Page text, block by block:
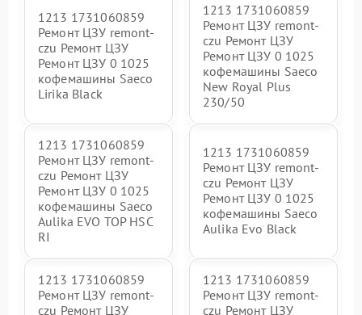
1213 1731060859
Ремонт ЦЗУ remont-
czu Ремонт ЦЗУ
Ремонт ЦЗУ 0 1025
кофемашины Saeco
Lirika Black
1213 1731060859
Ремонт ЦЗУ remont-
czu Ремонт ЦЗУ
Ремонт ЦЗУ 0 1025
кофемашины Saeco
New Royal Plus
230/50
1213 1731060859
Ремонт ЦЗУ remont-
czu Ремонт ЦЗУ
Ремонт ЦЗУ 0 1025
кофемашины Saeco
Aulika EVO TOP HSC
RI
1213 1731060859
Ремонт ЦЗУ remont-
czu Ремонт ЦЗУ
Ремонт ЦЗУ 0 1025
кофемашины Saeco
Aulika Evo Black
1213 1731060859
Ремонт ЦЗУ remont-
czu Ремонт ЦЗУ
1213 1731060859
Ремонт ЦЗУ remont-
czu Ремонт ЦЗУ